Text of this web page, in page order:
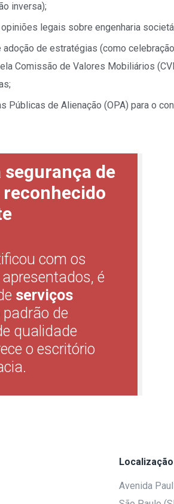
inversa);
legais sobre engenharia
adoção de estratégias (como
Comissão de Valores Mobiliários
Públicas de Alienação (OPA) para o
segurança de
com os
é
serviços
de
qualidade
o escritório
Localização
Avenida